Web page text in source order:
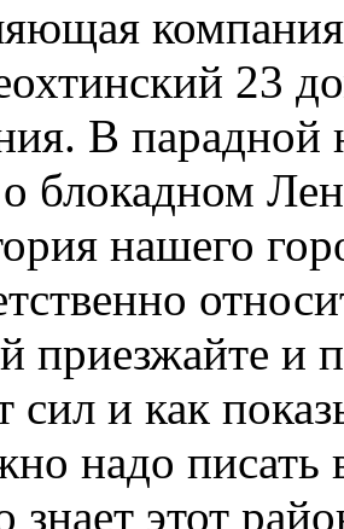
23
В
блокадном
нашего
приезжайте и
сил и как
надо писать
знает этот